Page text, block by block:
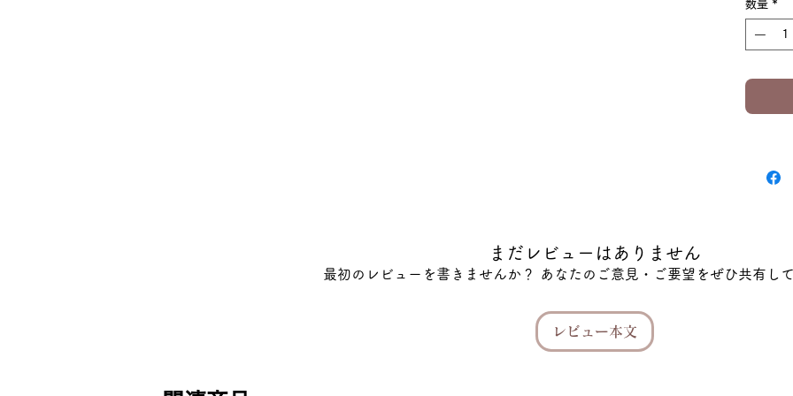
数量 *
まだレビューはありません
最初のレビューを書きませんか？ あなたのご意見・ご要望をぜひ共有し
レビュー本文